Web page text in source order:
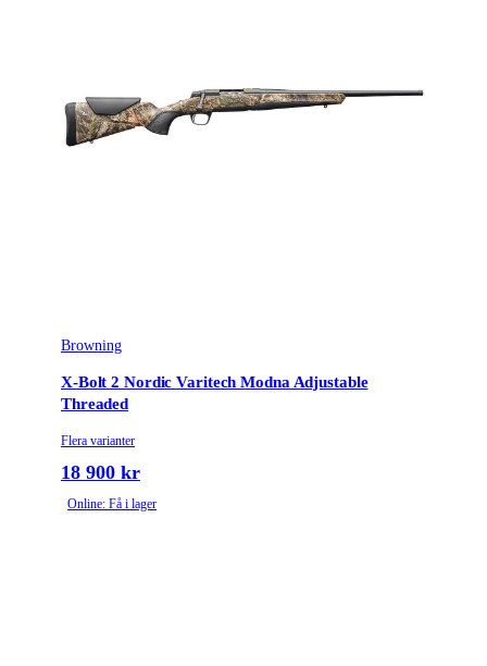
Browning
X-Bolt 2 Nordic Varitech Modna Adjustable
Threaded
Flera varianter
18 900 kr
Online: Få i lager